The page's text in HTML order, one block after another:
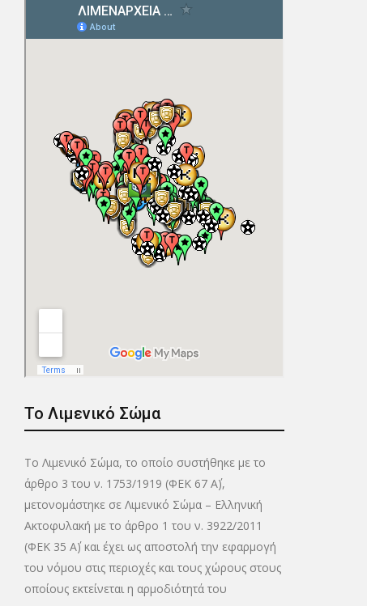
Το Λιμενικό Σώμα
Το Λιμενικό Σώμα, το οποίο συστήθηκε με το
άρθρο 3 του ν. 1753/1919 (ΦΕΚ 67 Α΄),
μετονομάστηκε σε Λιμενικό Σώμα – Ελληνική
Ακτοφυλακή με το άρθρο 1 του ν. 3922/2011
(ΦΕΚ 35 Α΄) και έχει ως αποστολή την εφαρμογή
του νόμου στις περιοχές και τους χώρους στους
οποίους εκτείνεται η αρμοδιότητά του